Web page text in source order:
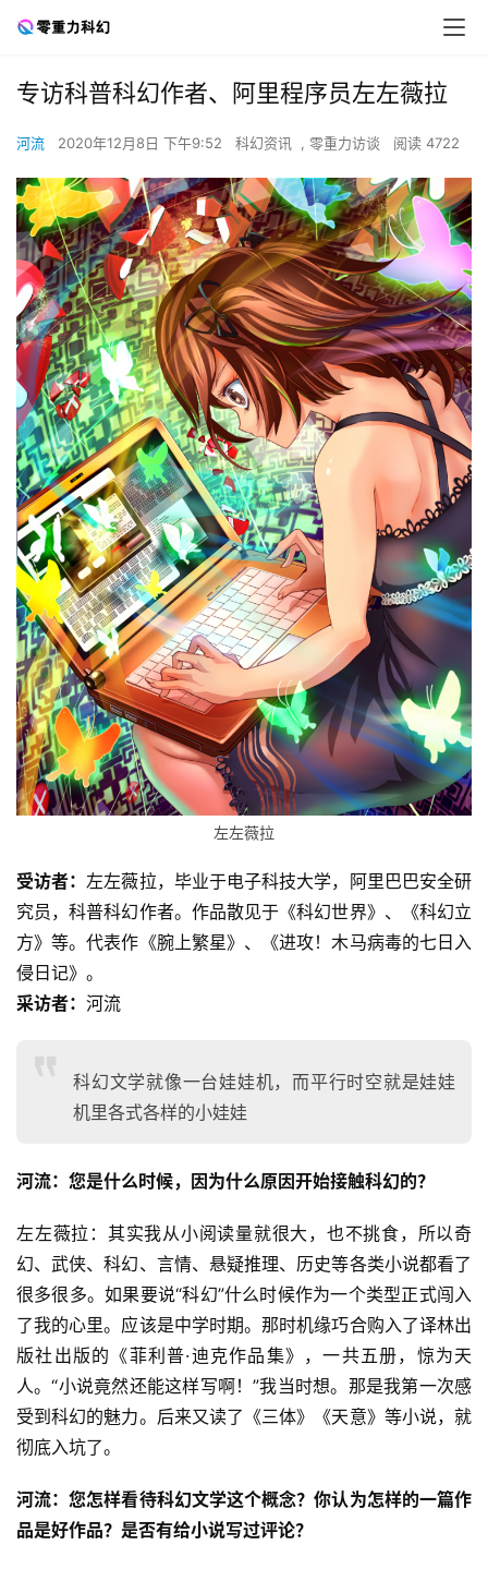
专访科普科幻作者、阿里程序员左左薇拉
河流 2020年12月8日 下午9:52 科幻资讯 , 零重力访谈 阅读 4722
左左薇拉
受访者： 左左薇拉，毕业于电子科技大学，阿里巴巴安全研
究员，科普科幻作者。作品散见于《科幻世界》、《科幻立
方》等。代表作《腕上繁星》、《进攻！木马病毒的七日入
侵日记》。
采访者： 河流
科幻文学就像一台娃娃机，而平行时空就是娃娃
机里各式各样的小娃娃
河流：您是什么时候，因为什么原因开始接触科幻的？
左左薇拉：其实我从小阅读量就很大，也不挑食，所以奇
幻、武侠、科幻、言情、悬疑推理、历史等各类小说都看了
很多很多。如果要说“科幻”什么时候作为一个类型正式闯入
了我的心里。应该是中学时期。那时机缘巧合购入了译林出
版社出版的《菲利普·迪克作品集》，一共五册，惊为天
人。“小说竟然还能这样写啊！”我当时想。那是我第一次感
受到科幻的魅力。后来又读了《三体》《天意》等小说，就
彻底入坑了。
河流：您怎样看待科幻文学这个概念？你认为怎样的一篇作
品是好作品？是否有给小说写过评论？